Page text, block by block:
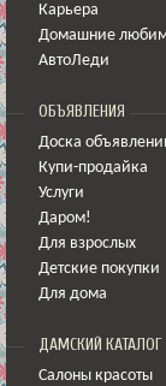
Карьера
Домашние
АвтоЛеди
ОБЪЯВЛЕНИЯ
Доска
Купи-продайка
Услуги
Даром!
Для взрослых
Детские покупки
Для дома
ДАМСКИЙ КАТАЛОГ
Салоны красоты